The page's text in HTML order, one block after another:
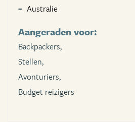
Australie
Aangeraden voor:
Backpackers,
Stellen,
Avonturiers,
Budget reizigers